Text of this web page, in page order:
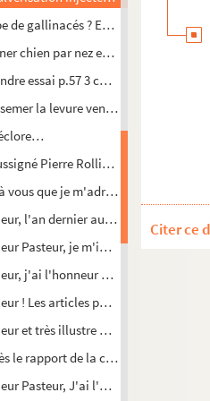
de gallinacés ? En effet, j'ai vu que
chien par nez et chaque jour dès
essai p.57 3 chiens par 3 ser.
la levure venant de l'eau dans
Pierre Rollin, vétérinaire à
vous que je m'adresse monsieur
l'an dernier au mois de juin, j'ai
Pasteur, je m'intéresse et lis
j'ai l'honneur de vous informer
! Les articles publiées(sic) par
et très illustre maître, Mlle
le rapport de la commission
Pasteur, J'ai l'honneur de vous
Citer ce